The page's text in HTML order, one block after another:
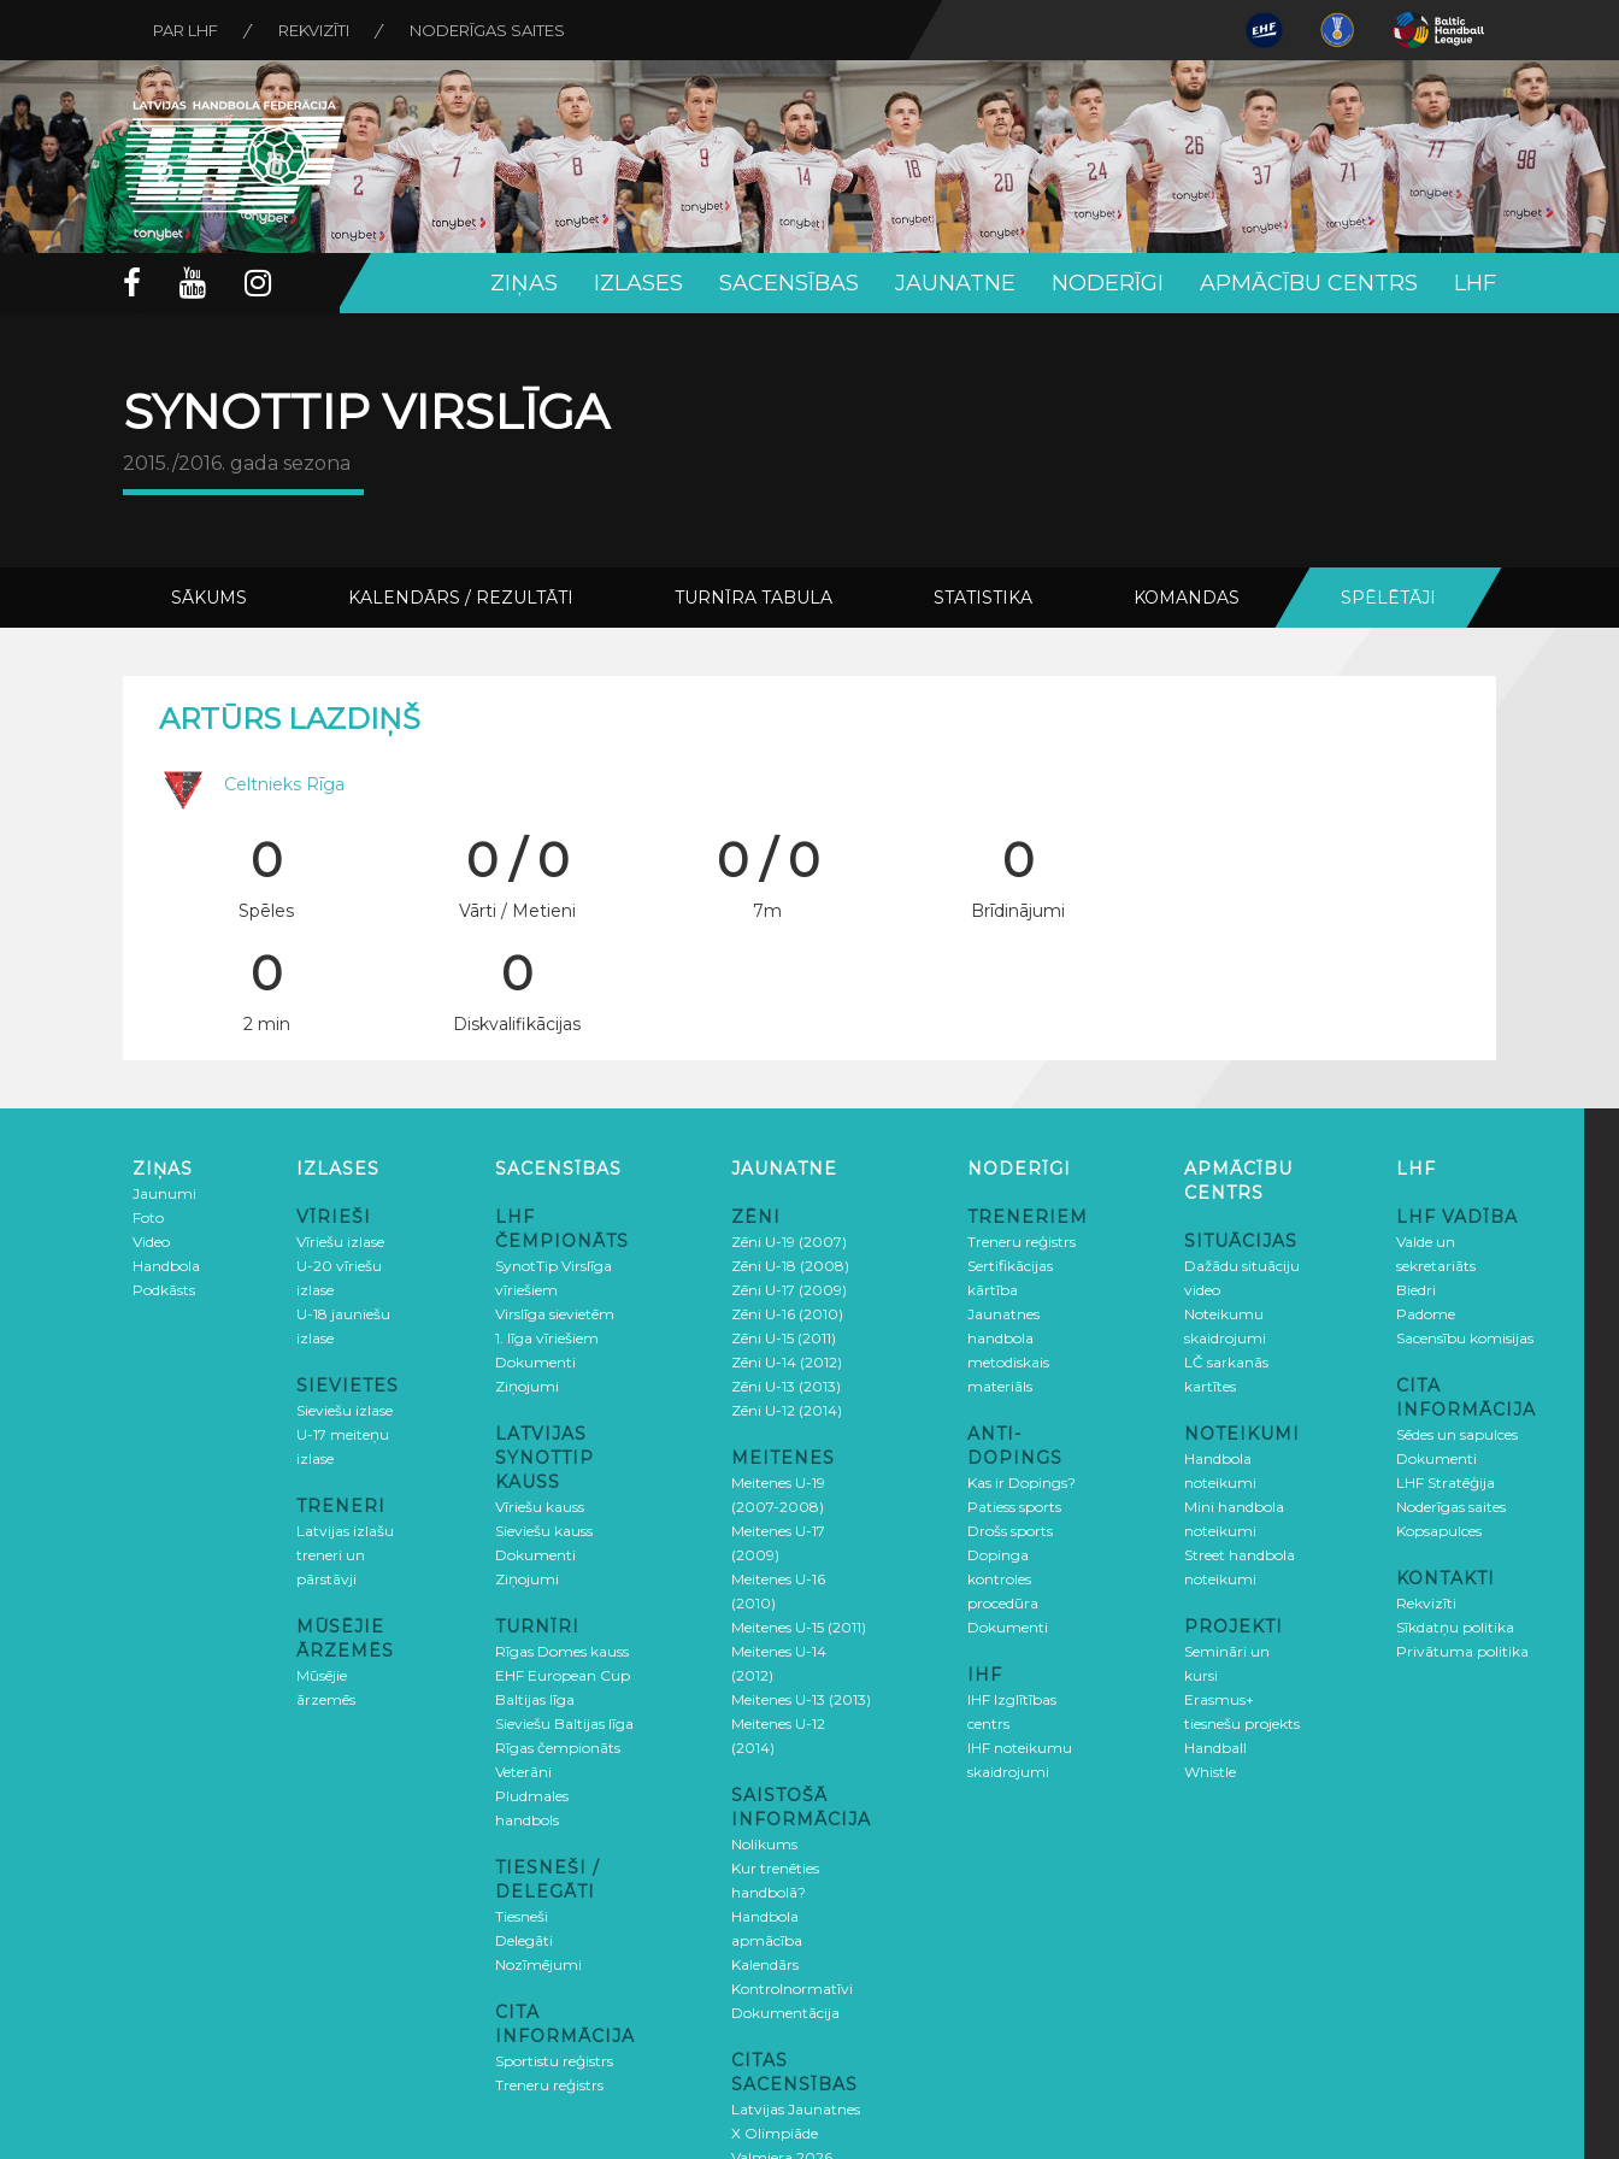
PAR LHF REKVIZĪTI NODERĪGAS SAITES
ZIŅAS IZLASES SACENSĪBAS JAUNATNE NODERĪGI APMĀCĪBU CENTRS LHF
SYNOTTIP VIRSLĪGA
2015./2016. gada sezona
SĀKUMS KALENDĀRS / REZULTĀTI TURNĪRA TABULA STATISTIKA KOMANDAS SPĒLĒTĀJI
ARTŪRS LAZDIŅŠ
Celtnieks Rīga
0
Spēles
0 / 0
Vārti / Metieni
0 / 0
7m
0
Brīdinājumi
0
2 min
0
Diskvalifikācijas
ZIŅAS
Jaunumi
Foto
Video
Handbola
Podkāsts
IZLASES
VĪRIEŠI
Vīriešu izlase
U-20 vīriešu
izlase
U-18 jauniešu
izlase
SIEVIETES
Sieviešu izlase
U-17 meiteņu
izlase
TRENERI
Latvijas izlašu
treneri un
pārstāvji
MŪSĒJIE
ĀRZEMĒS
Mūsējie
ārzemēs
SACENSĪBAS
LHF
ČEMPIONĀTS
SynotTip Virslīga
vīriešiem
Virslīga sievietēm
1. līga vīriešiem
Dokumenti
Ziņojumi
LATVIJAS
SYNOTTIP
KAUSS
Vīriešu kauss
Sieviešu kauss
Dokumenti
Ziņojumi
TURNĪRI
Rīgas Domes kauss
EHF European Cup
Baltijas līga
Sieviešu Baltijas līga
Rīgas čempionāts
Veterāni
Pludmales
handbols
TIESNEŠI /
DELEGĀTI
Tiesneši
Delegāti
Nozīmējumi
CITA
INFORMĀCIJA
Sportistu reģistrs
Treneru reģistrs
JAUNATNE
ZĒNI
Zēni U-19 (2007)
Zēni U-18 (2008)
Zēni U-17 (2009)
Zēni U-16 (2010)
Zēni U-15 (2011)
Zēni U-14 (2012)
Zēni U-13 (2013)
Zēni U-12 (2014)
MEITENES
Meitenes U-19
(2007-2008)
Meitenes U-17
(2009)
Meitenes U-16
(2010)
Meitenes U-15 (2011)
Meitenes U-14
(2012)
Meitenes U-13 (2013)
Meitenes U-12
(2014)
SAISTOŠĀ
INFORMĀCIJA
Nolikums
Kur trenēties
handbolā?
Handbola
apmācība
Kalendārs
Kontrolnormatīvi
Dokumentācija
CITAS
SACENSĪBAS
Latvijas Jaunatnes
X Olimpiāde
NODERĪGI
TRENERIEM
Treneru reģistrs
Sertifikācijas
kārtība
Jaunatnes
handbola
metodiskais
materiāls
ANTI-
DOPINGS
Kas ir Dopings?
Patiess sports
Drošs sports
Dopinga
kontroles
procedūra
Dokumenti
IHF
IHF Izglītības
centrs
IHF noteikumu
skaidrojumi
APMĀCĪBU
CENTRS
SITUĀCIJAS
Dažādu situāciju
video
Noteikumu
skaidrojumi
LČ sarkanās
kartītes
NOTEIKUMI
Handbola
noteikumi
Mini handbola
noteikumi
Street handbola
noteikumi
PROJEKTI
Semināri un
kursi
Erasmus+
tiesnešu projekts
Handball
Whistle
LHF
LHF VADĪBA
Valde un
sekretariāts
Biedri
Padome
Sacensību komisijas
CITA
INFORMĀCIJA
Sēdes un sapulces
Dokumenti
LHF Stratēģija
Noderīgas saites
Kopsapulces
KONTAKTI
Rekvizīti
Sīkdatņu politika
Privātuma politika